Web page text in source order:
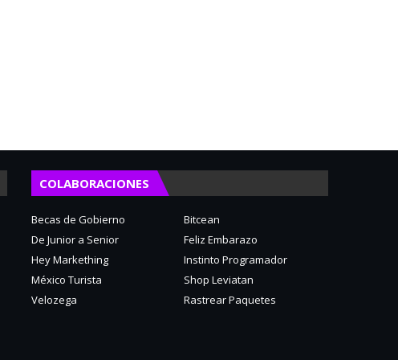
COLABORACIONES
Becas de Gobierno
Bitcean
De Junior a Senior
Feliz Embarazo
Hey Markething
Instinto Programador
México Turista
Shop Leviatan
Velozega
Rastrear Paquetes